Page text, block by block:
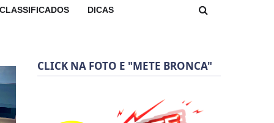
CLASSIFICADOS DICAS
CLICK NA FOTO E "METE BRONCA"